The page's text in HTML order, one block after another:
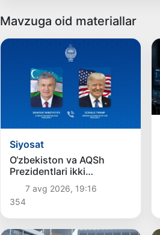
Mavzuga oid materiallar
Siyosat
O‘zbekiston va AQSh
Prezidentlari ikki
tomonlama
munosabatlarni yanada
mustahkamlash
istiqbollarini muhokama
qildilar
7 avg 2026, 19:16
354